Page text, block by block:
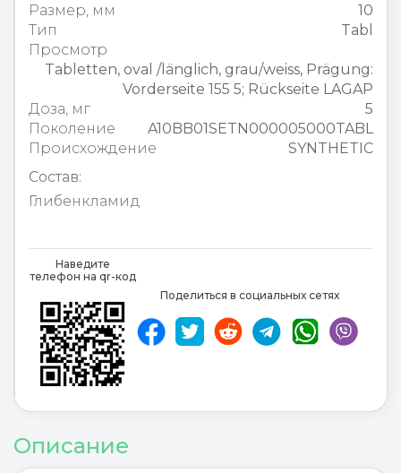
Размер, мм
10
Тип
Tabl
Просмотр
Tabletten, oval /länglich, grau/weiss, Prägung:
Vorderseite 155 5; Rückseite LAGAP
Доза, мг
5
Поколение
A10BB01SETN000005000TABL
Происхождение
SYNTHETIC
Состав:
Глибенкламид
Glibenclamid,
Наведите
телефон на qr-код
Поделиться в социальных сетях
Описание